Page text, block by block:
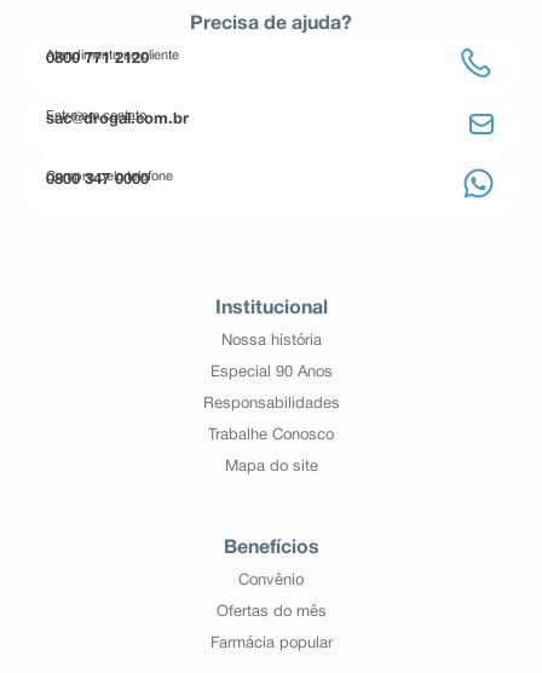
Precisa de ajuda?
Atendimento ao cliente
0800 771 2120
Entre em contato
sac@drogal.com.br
Compre pelo telefone
0800 347 0000
Institucional
Nossa história
Especial 90 Anos
Responsabilidades
Trabalhe Conosco
Mapa do site
Benefícios
Convênio
Ofertas do mês
Farmácia popular